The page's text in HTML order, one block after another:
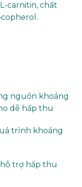
carnitin, chất
nguồn khoáng
dễ hấp thu
trình khoáng
trợ hấp thu